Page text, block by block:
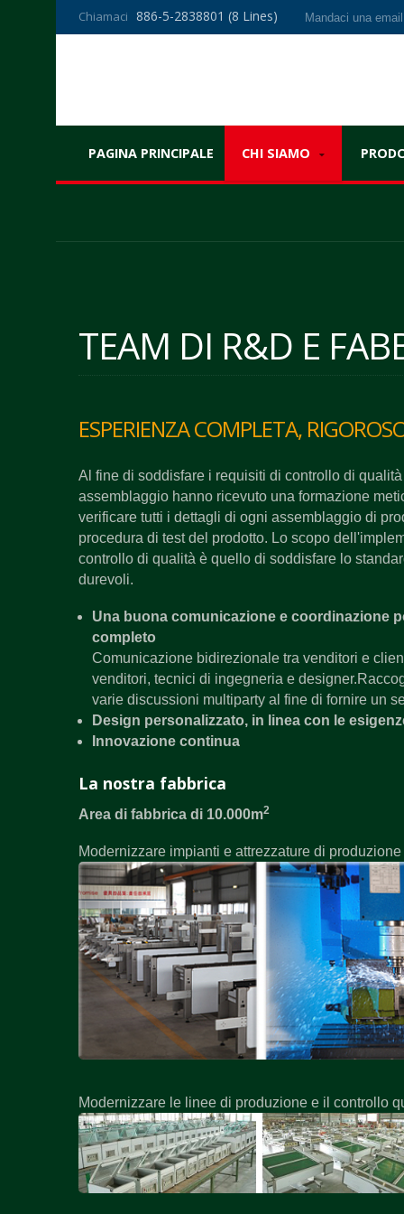
Chiamaci 886-5-2838801 (8 Lines) Mandaci una email
PAGINA PRINCIPALE CHI SIAMO
TEAM DI R&D E
ESPERIENZA COMPLETA,
Al fine di soddisfare i requisiti di controllo di
assemblaggio hanno ricevuto una formazione
verificare tutti i dettagli di ogni assemblaggio di
procedura di test del prodotto. Lo scopo
controllo di qualità è quello di soddisfare lo
durevoli.
Una buona comunicazione e coordinazione
completo
Comunicazione bidirezionale tra venditori e
venditori, tecnici di ingegneria e
varie discussioni multiparty al fine di fornire un
Design personalizzato, in linea con le
Innovazione continua
La nostra fabbrica
Area di fabbrica di 10.000m2
Modernizzare impianti e attrezzature di produzione
Modernizzare le linee di produzione e il controllo